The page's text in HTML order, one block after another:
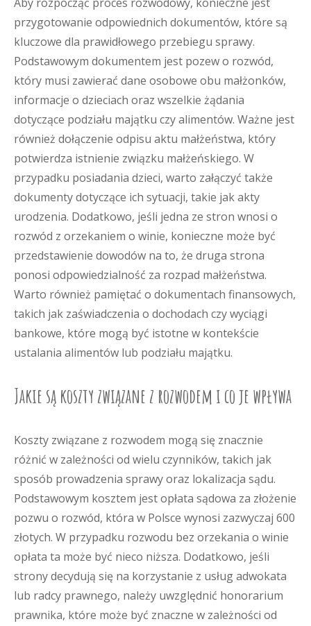
przygotowanie odpowiednich dokumentów, które są
kluczowe dla prawidłowego przebiegu sprawy.
Podstawowym dokumentem jest pozew o rozwód,
który musi zawierać dane osobowe obu małżonków,
informacje o dzieciach oraz wszelkie żądania
dotyczące podziału majątku czy alimentów. Ważne jest
również dołączenie odpisu aktu małżeństwa, który
potwierdza istnienie związku małżeńskiego. W
przypadku posiadania dzieci, warto załączyć także
dokumenty dotyczące ich sytuacji, takie jak akty
urodzenia. Dodatkowo, jeśli jedna ze stron wnosi o
rozwód z orzekaniem o winie, konieczne może być
przedstawienie dowodów na to, że druga strona
ponosi odpowiedzialność za rozpad małżeństwa.
Warto również pamiętać o dokumentach finansowych,
takich jak zaświadczenia o dochodach czy wyciągi
bankowe, które mogą być istotne w kontekście
ustalania alimentów lub podziału majątku.
Jakie są koszty związane z rozwodem i co je wpływa
Koszty związane z rozwodem mogą się znacznie
różnić w zależności od wielu czynników, takich jak
sposób prowadzenia sprawy oraz lokalizacja sądu.
Podstawowym kosztem jest opłata sądowa za złożenie
pozwu o rozwód, która w Polsce wynosi zazwyczaj 600
złotych. W przypadku rozwodu bez orzekania o winie
opłata ta może być nieco niższa. Dodatkowo, jeśli
strony decydują się na korzystanie z usług adwokata
lub radcy prawnego, należy uwzględnić honorarium
prawnika, które może być znaczne w zależności od